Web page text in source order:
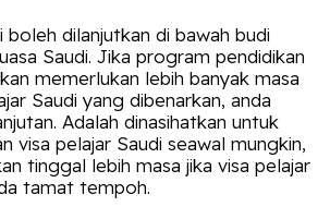
boleh dilanjutkan di bawah budi
Saudi. Jika program pendidikan
memerlukan lebih banyak masa
Saudi yang dibenarkan, anda
Adalah dinasihatkan untuk
visa pelajar Saudi seawal mungkin,
tinggal lebih masa jika visa pelajar
tamat tempoh.